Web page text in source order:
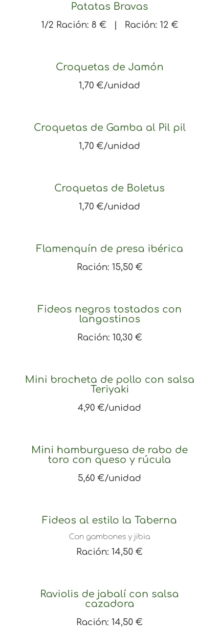
Patatas Bravas
1/2 Ración: 8 € | Ración: 12 €
Croquetas de Jamón
1,70 €/unidad
Croquetas de Gamba al Pil pil
1,70 €/unidad
Croquetas de Boletus
1,70 €/unidad
Flamenquín de presa ibérica
Ración: 15,50 €
Fideos negros tostados con
langostinos
Ración: 10,30 €
Mini brocheta de pollo con salsa
Teriyaki
4,90 €/unidad
Mini hamburguesa de rabo de
toro con queso y rúcula
5,60 €/unidad
Fideos al estilo la Taberna
Con gambones y jibia
Ración: 14,50 €
Raviolis de jabalí con salsa
cazadora
Ración: 14,50 €